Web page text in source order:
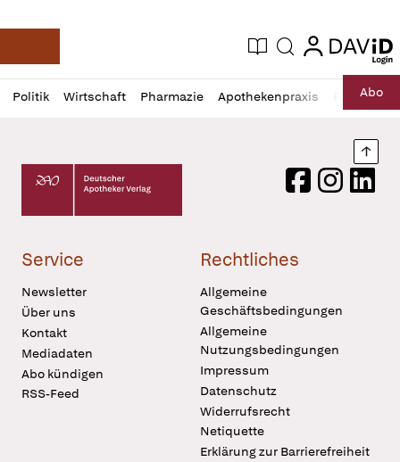
Deutsche Apotheker Zeitung
Aktuelle Ausgabe
Suche login
login
Politik Wirtschaft Pharmazie Apothekenpraxis RechtAbo
Profil
öffnen
Daz
Pur
Deutscher Apotheker Verlag Logo
FacebookInstagram
Service
Newsletter
Über uns
Kontakt
Mediadaten
Abo kündigen
RSS-Feed
Rechtliches
Allgemeine
Geschäftsbedingungen
Allgemeine
Nutzungsbedingungen
Impressum
Datenschutz
Widerrufsrecht
Netiquette
Erklärung zur Barrierefreiheit